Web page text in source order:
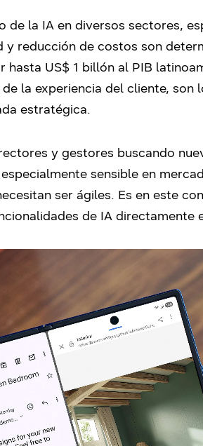
de la IA en diversos sectores,
reducción de costos son
US$ 1 billón al PIB
la experiencia del cliente, son
estratégica.
y gestores buscando
sensible en
ser ágiles. Es en este
de IA directamente